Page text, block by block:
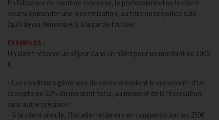
En l’absence de mention expresse, le professionnel ou le client
pourra demander une indemnisation, au titre du préjudice subi
(qu’il devra démontrer), à la partie fautive.
EXEMPLES :
Un client réserve un séjour dans un hôtel pour un montant de 1000
€.
• Les conditions générales de vente prévoient le versement d’un
acompte de 25% du montant total, au moment de la réservation,
sans autre précision :
- Si le client annule, l’hôtelier retiendra en compensation les 250€